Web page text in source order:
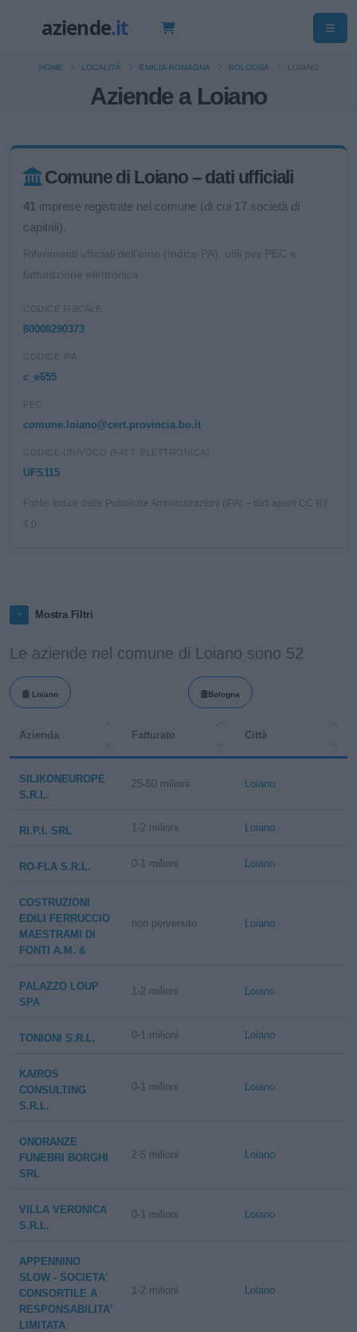
Aziende a Loiano
HOME LOCALITÀ EMILIA-ROMAGNA BOLOGNA LOIANO
Comune di Loiano – dati ufficiali
41 imprese registrate nel comune (di cui 17 società di
capitali).
Riferimenti ufficiali dell'ente (Indice PA), utili per PEC e
fatturazione elettronica.
CODICE FISCALE
80008290373
CODICE IPA
c_e655
PEC
comune.loiano@cert.provincia.bo.it
CODICE UNIVOCO (FATT. ELETTRONICA)
UFS115
Fonte: Indice delle Pubbliche Amministrazioni (IPA) – dati aperti CC BY
Mostra Filtri
Le aziende nel comune di Loiano sono 52
Loiano Bologna
Azienda Fatturato Città
SILIKONEUROPE
S.R.L.
25-50 milioni Loiano
RI.P.I. SRL 1-2 milioni Loiano
RO-FLA S.R.L. 0-1 milioni Loiano
COSTRUZIONI
EDILI FERRUCCIO
MAESTRAMI DI
FONTI A.M. &
non pervenuto Loiano
PALAZZO LOUP
SPA
1-2 milioni Loiano
TONIONI S.R.L. 0-1 milioni Loiano
KAIROS
CONSULTING
S.R.L.
0-1 milioni Loiano
ONORANZE
FUNEBRI BORGHI
SRL
2-5 milioni Loiano
VILLA VERONICA
S.R.L.
0-1 milioni Loiano
APPENNINO
SLOW - SOCIETA'
CONSORTILE A
RESPONSABILITA'
LIMITATA
1-2 milioni Loiano